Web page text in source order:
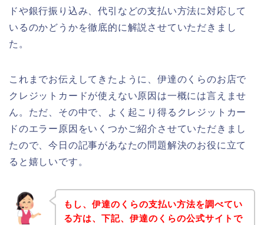
ドや銀行振り込み、代引などの支払い方法に対応して
いるのかどうかを徹底的に解説させていただきまし
た。
これまでお伝えしてきたように、伊達のくらのお店で
クレジットカードが使えない原因は一概には言えませ
ん。ただ、その中で、よく起こり得るクレジットカー
ドのエラー原因をいくつかご紹介させていただきまし
たので、今日の記事があなたの問題解決のお役に立て
ると嬉しいです。
もし、伊達のくらの支払い方法を調べてい
る方は、下記、伊達のくらの公式サイトで